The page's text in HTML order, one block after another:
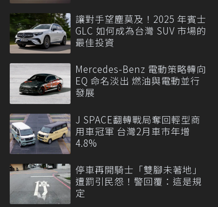
讓對手望塵莫及！2025 年賓士
GLC 如何成為台灣 SUV 市場的
最佳投資
Mercedes-Benz 電動策略轉向
EQ 命名淡出 燃油與電動並行
發展
J SPACE翻轉戰局奪回輕型商
用車冠軍 台灣2月車市年增
4.8%
停車再開騎士「雙腳未著地」
遭罰引民怨！警回覆：這是規
定